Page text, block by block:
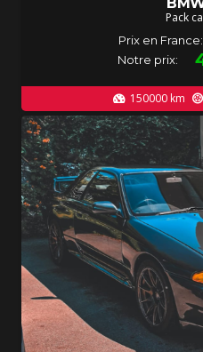
Pack
Prix en France:
Notre prix:
150000 km